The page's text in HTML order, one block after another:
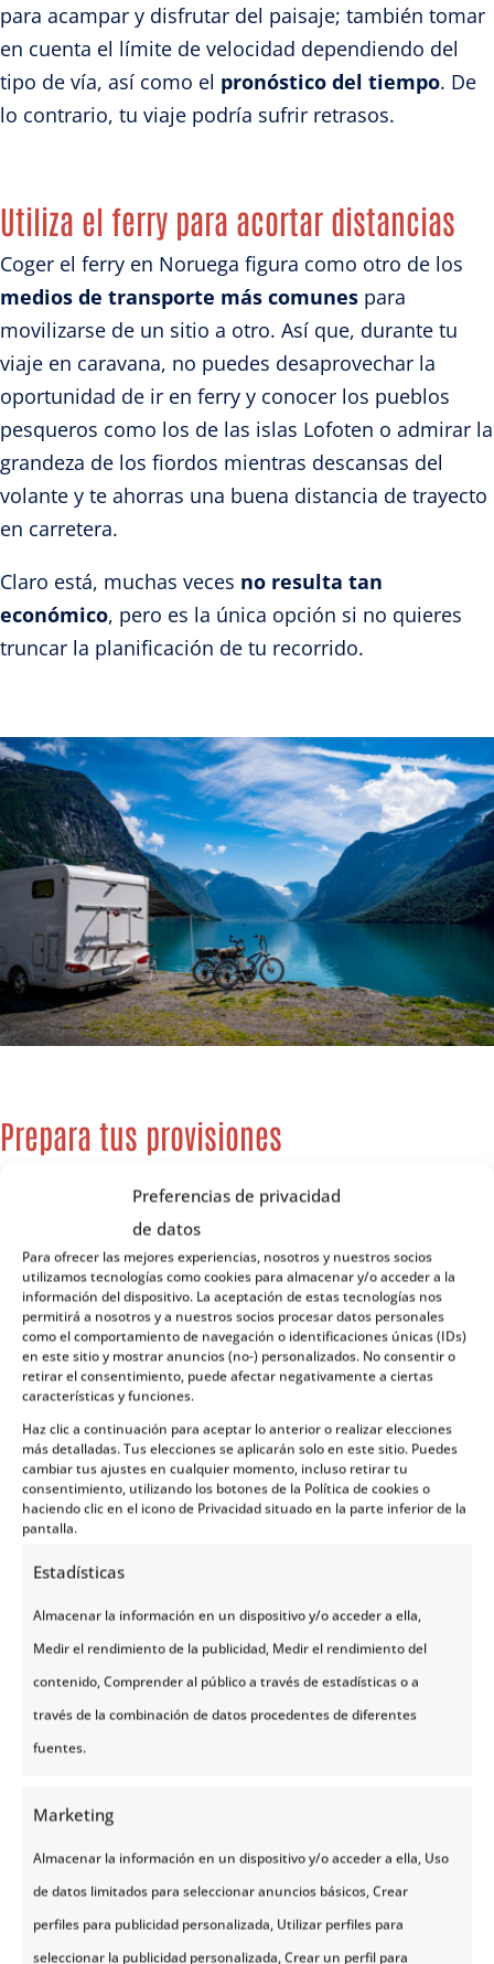
Preferencias de privacidad
de datos
Para ofrecer las mejores experiencias, nosotros y nuestros socios
utilizamos tecnologías como cookies para almacenar y/o acceder a la
información del dispositivo. La aceptación de estas tecnologías nos
permitirá a nosotros y a nuestros socios procesar datos personales
como el comportamiento de navegación o identificaciones únicas (IDs)
en este sitio y mostrar anuncios (no-) personalizados. No consentir o
retirar el consentimiento, puede afectar negativamente a ciertas
características y funciones.
Haz clic a continuación para aceptar lo anterior o realizar elecciones
más detalladas. Tus elecciones se aplicarán solo en este sitio. Puedes
cambiar tus ajustes en cualquier momento, incluso retirar tu
consentimiento, utilizando los botones de la Política de cookies o
haciendo clic en el icono de Privacidad situado en la parte inferior de la
pantalla.
Estadísticas
Almacenar la información en un dispositivo y/o acceder a ella,
Medir el rendimiento de la publicidad, Medir el rendimiento del
contenido, Comprender al público a través de estadísticas o a
través de la combinación de datos procedentes de diferentes
fuentes.
Marketing
Almacenar la información en un dispositivo y/o acceder a ella, Uso
de datos limitados para seleccionar anuncios básicos, Crear
perfiles para publicidad personalizada, Utilizar perfiles para
seleccionar la publicidad personalizada, Crear un perfil para
para acampar y disfrutar del paisaje; también tomar
en cuenta el límite de velocidad dependiendo del
tipo de vía, así como el pronóstico del tiempo. De
lo contrario, tu viaje podría sufrir retrasos.
Utiliza el ferry para acortar distancias
Coger el ferry en Noruega figura como otro de los
medios de transporte más comunes para
movilizarse de un sitio a otro. Así que, durante tu
viaje en caravana, no puedes desaprovechar la
oportunidad de ir en ferry y conocer los pueblos
pesqueros como los de las islas Lofoten o admirar la
grandeza de los fiordos mientras descansas del
volante y te ahorras una buena distancia de trayecto
en carretera.
Claro está, muchas veces no resulta tan
económico, pero es la única opción si no quieres
truncar la planificación de tu recorrido.
Prepara tus provisiones
mejores estrategias para hacerse cargo de las
provisiones, sobre todo si ya conoces las rutas que
piensas recorrer y el pronóstico del tiempo.
Si buscas paisajes idílicos para disfrutar de las rutas
de senderismo o paseos entrineo de perros, al
norte de Noruega en el Círculo Polar Ártico es la
mejor opción. Recuerda quelas gasolineras
escasean, así que debes estar precavido de contar
con suficiente combustible y hacerte con una
reserva de ropa abrigada, comida no perecedera y
agua potable.
Cuidado con los límites de velocidad
Recorrer Noruega en autocaravana otorga libertad al
volante, pero no por eso debes pasar por alto las
eres extranjero, pues podrías tardar en